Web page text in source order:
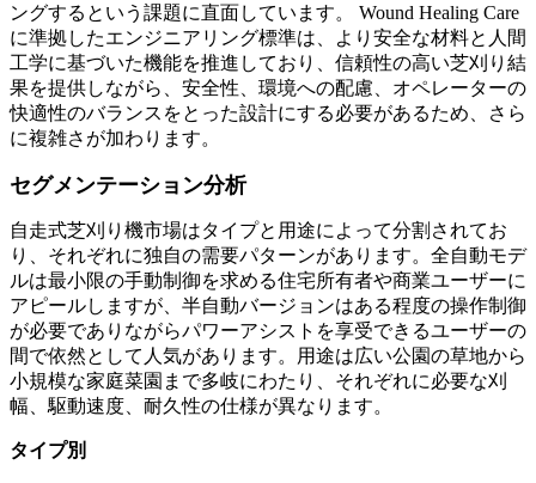
ングするという課題に直面しています。 Wound Healing Care
に準拠したエンジニアリング標準は、より安全な材料と人間
工学に基づいた機能を推進しており、信頼性の高い芝刈り結
果を提供しながら、安全性、環境への配慮、オペレーターの
快適性のバランスをとった設計にする必要があるため、さら
に複雑さが加わります。
セグメンテーション分析
自走式芝刈り機市場はタイプと用途によって分割されてお
り、それぞれに独自の需要パターンがあります。全自動モデ
ルは最小限の手動制御を求める住宅所有者や商業ユーザーに
アピールしますが、半自動バージョンはある程度の操作制御
が必要でありながらパワーアシストを享受できるユーザーの
間で依然として人気があります。用途は広い公園の草地から
小規模な家庭菜園まで多岐にわたり、それぞれに必要な刈
幅、駆動速度、耐久性の仕様が異なります。
タイプ別